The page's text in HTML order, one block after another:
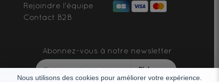
Nous utilisons des cookies pour améliorer votre expérience.
Rejoindre l'équipe
Contact B2B
Abonnez-vous à notre newsletter
S'abonner